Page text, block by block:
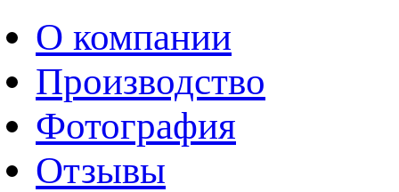
О компании
Производство
Фотография
Отзывы